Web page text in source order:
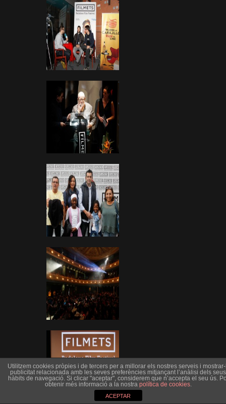
Utilitzem cookies pròpies i de tercers per a millorar els nostres serveis i
publicitat relacionada amb les seves preferències mitjançant l’anàlisi dels seus
hàbits de navegació. Si clicar "aceptar", considerem que n’accepta el seu ús.
obtenir més informació a la nostra política de cookies.
ACEPTAR